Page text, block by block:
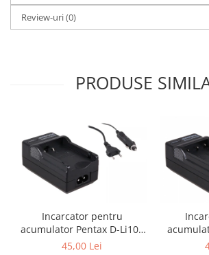
Review-uri(0)
PRODUSE
Incarcator pentru
acumulator Pentax D-Li109
Patona
45,00 Lei